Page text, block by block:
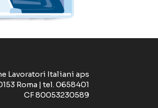
Lavoratori Italiani aps
Roma | tel. 0658401
CF 80053230589